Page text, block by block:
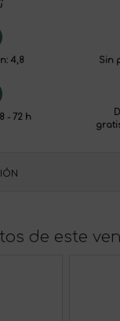
4,8 Sin
- 72 h
de este